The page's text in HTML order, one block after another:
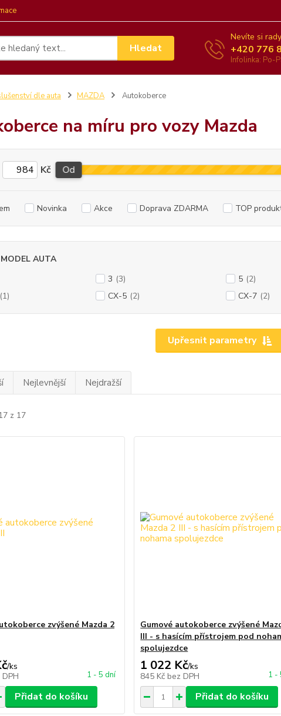
Hledat
Nevíte si
+420 776
Infolinka: Po-
dle auta MAZDA Autokoberce
na míru pro vozy Mazda
Upřesnit parametry
Kč Od
Novinka Akce Doprava ZDARMA TOP
AUTA
3 (3) 5 (2)
(1) CX-5 (2) CX-7 (2)
Nejlevnější Nejdražší
z 17
zvýšené Mazda 2
/ks
1 - 5 dní
Přidat do košíku
Gumové autokoberce zvýšené
III - s hasícím přístrojem pod
spolujezdce
1 022 Kč/ks
845 Kč bez DPH 1 -
Přidat do košíku